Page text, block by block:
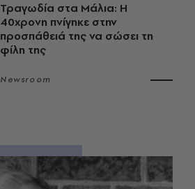
Τραγωδία στα Μάλια: Η
40χρονη πνίγηκε στην
προσπάθειά της να σώσει τη
φίλη της
Newsroom